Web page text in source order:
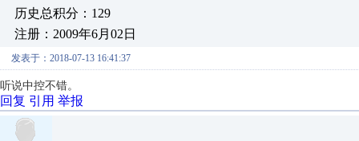
历史总积分：129
注册：2009年6月02日
发表于：2018-07-13 16:41:37
听说中控不错。
回复 引用 举报